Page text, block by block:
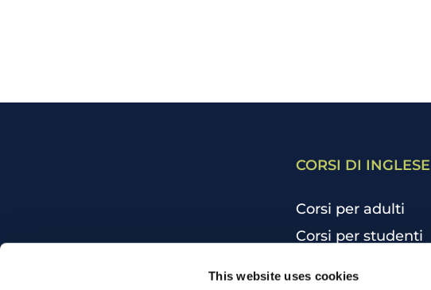
This website uses cookies
CORSI DI INGLESE
Corsi per adulti
Corsi per studenti